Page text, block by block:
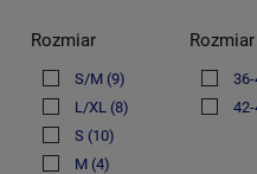
Rozmiar
S/M (9)
L/XL (8)
S (10)
M (4)
Rozmiar
36-